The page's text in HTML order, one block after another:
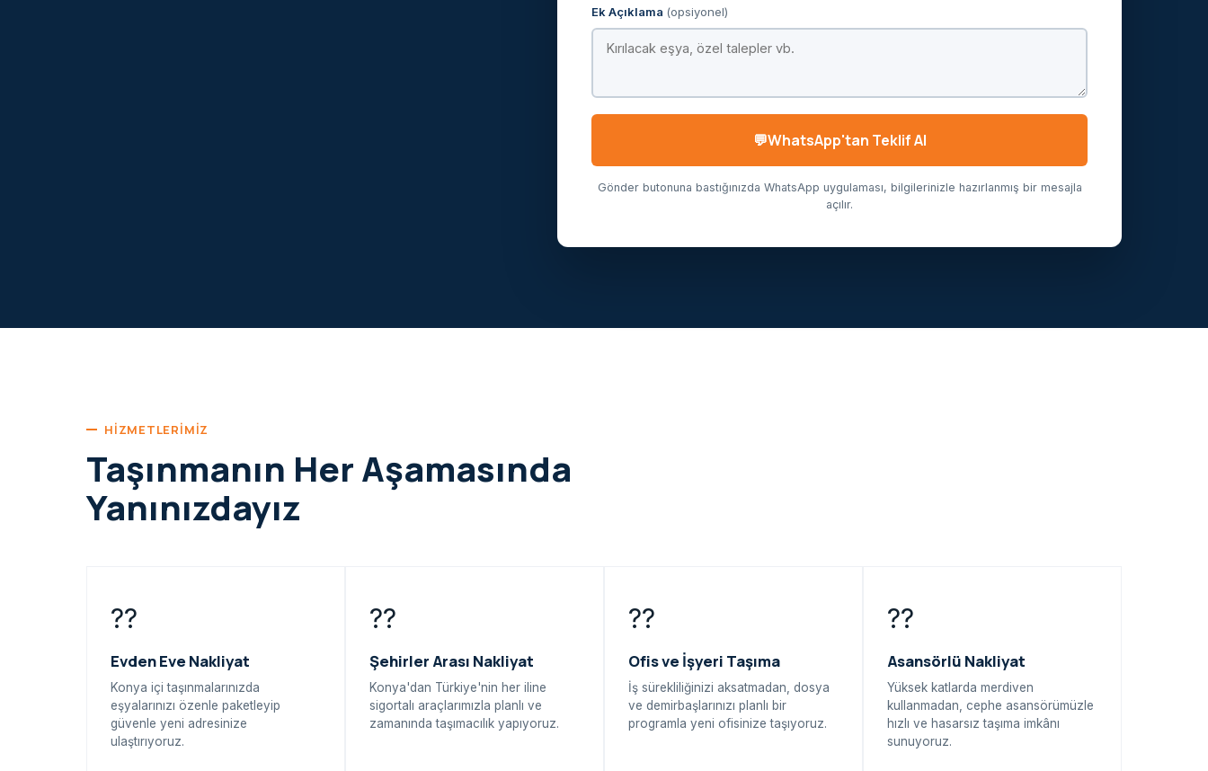
Ek Açıklama (opsiyonel)
WhatsApp'tan Teklif Al
Gönder butonuna bastığınızda WhatsApp uygulaması, bilgilerinizle hazırlanmış bir mesajla
açılır.
HIZMETLERIMIZ
Taşınmanın Her Aşamasında
Yanınızdayız
??
Evden Eve Nakliyat
Konya içi taşınmalarınızda
eşyalarınızı özenle paketleyip
güvenle yeni adresinize
ulaştırıyoruz.
??
Şehirler Arası Nakliyat
Konya'dan Türkiye'nin her iline
sigortalı araçlarımızla planlı ve
zamanında taşımacılık yapıyoruz.
??
Ofis ve İşyeri Taşıma
İş sürekliliğinizi aksatmadan, dosya
ve demirbaşlarınızı planlı bir
programla yeni ofisinize taşıyoruz.
??
Asansörlü Nakliyat
Yüksek katlarda merdiven
kullanmadan, cephe asansörümüzle
hızlı ve hasarsız taşıma imkânı
sunuyoruz.